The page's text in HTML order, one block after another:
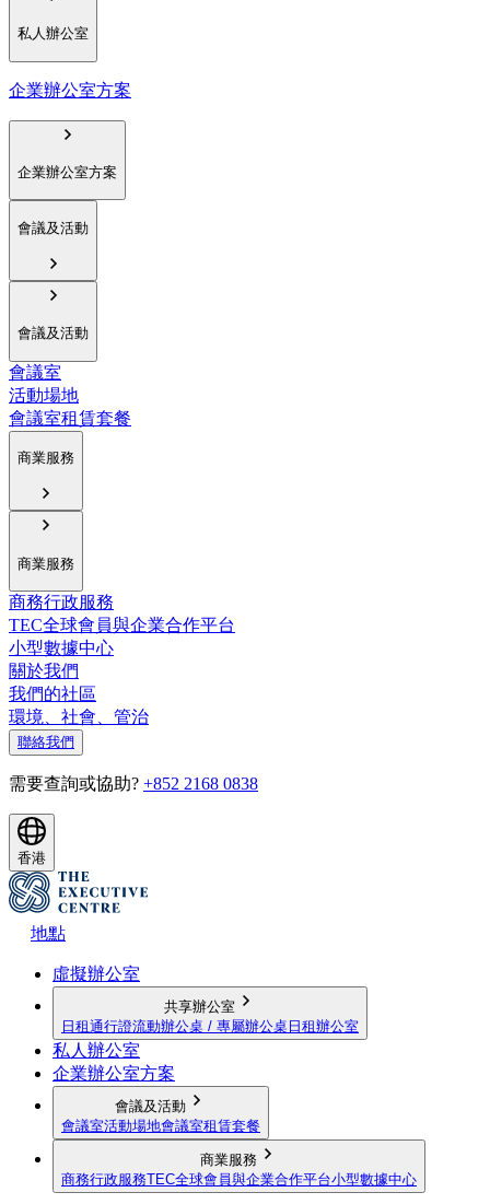
私人辦公室
企業辦公室方案
企業辦公室方案
會議及活動
會議及活動
會議室
活動場地
會議室租賃套餐
商業服務
商業服務
商務行政服務
TEC全球會員與企業合作平台
小型數據中心
關於我們
我們的社區
環境、社會、管治
聯絡我們
需要查詢或協助? +852 2168 0838
香港
地點
虛擬辦公室
共享辦公室
日租通行證流動辦公桌 / 專屬辦公桌 日租辦公室
私人辦公室
企業辦公室方案
會議及活動
會議室活動場地會議室租賃套餐
商業服務
商務行政服務TEC全球會員與企業合作平台小型數據中心